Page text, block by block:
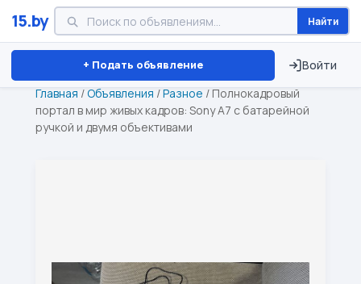
15.by Найти
+ Подать объявление Войти
Минск Витебск Брест ⏱ ТОЛЬКО 15 ДНЕЙ
Главная /Объявления /Разное / Полнокадровый
портал в мир живых кадров: Sony A7 с батарейной
ручкой и двумя объективами